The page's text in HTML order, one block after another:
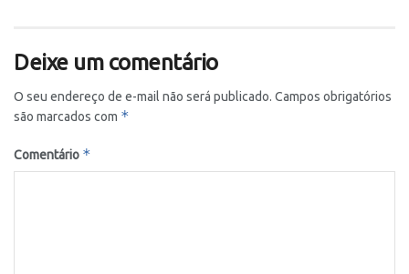
Deixe um comentário
O seu endereço de e-mail não será publicado. Campos obrigatórios
são marcados com *
Comentário *